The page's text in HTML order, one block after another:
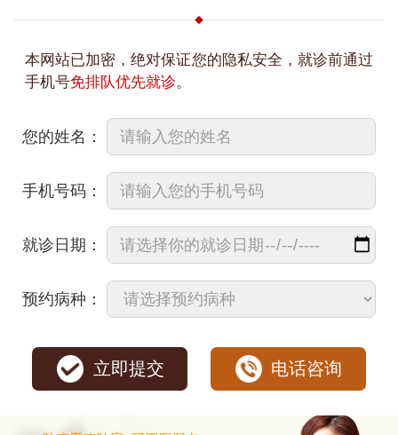
本网站已加密，绝对保证您的隐私安全，就诊前通过
手机号免排队优先就诊。
您的姓名：
手机号码：
就诊日期：
预约病种：
立即提交 电话咨询